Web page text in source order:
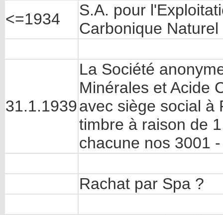
<=1934
S.A. pour
Carbonique
31.1.1939
La Société
Minérales et Acide
avec siège social à
timbre à raison de
chacune nos 3001
Rachat par Spa ?